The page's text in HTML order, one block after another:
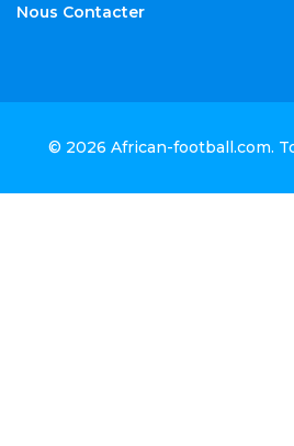
Nous Contacter
© 2026 African-football.com.